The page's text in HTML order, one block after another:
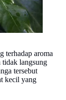
terhadap aroma
tidak langsung
tersebut
kecil yang